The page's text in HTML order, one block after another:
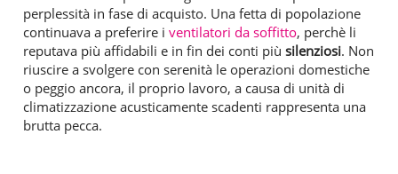
perplessità in fase di acquisto. Una fetta di popolazione
continuava a preferire i ventilatori da soffitto, perchè li
reputava più affidabili e in fin dei conti più silenziosi. Non
riuscire a svolgere con serenità le operazioni domestiche
o peggio ancora, il proprio lavoro, a causa di unità di
climatizzazione acusticamente scadenti rappresenta una
brutta pecca.